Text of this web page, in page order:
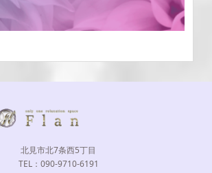
北見市北7条西5丁目
TEL：090-9710-6191